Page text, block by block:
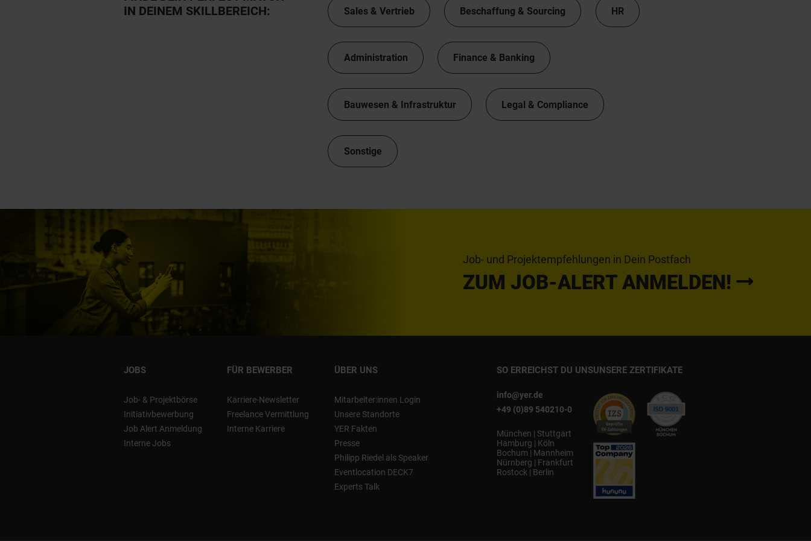
IN DEINEM SKILLBEREICH:
Sales & Vertrieb Beschaffung & Sourcing HR
Administration Finance & Banking
Bauwesen & Infrastruktur Legal & Compliance
Sonstige
Job- und Projektempfehlungen in Dein Postfach
ZUM JOB-ALERT ANMELDEN!
JOBS
Job- & Projektbörse
Initiativbewerbung
Job Alert Anmeldung
Interne Jobs
FÜR BEWERBER
Karriere-Newsletter
Freelance Vermittlung
Interne Karriere
ÜBER UNS
Mitarbeiter:innen Login
Unsere Standorte
YER Fakten
Presse
Philipp Riedel als Speaker
Eventlocation DECK7
Experts Talk
SO ERREICHST DU UNS
info@yer.de
+49 (0)89 540210-0
München | Stuttgart
Hamburg | Köln
Bochum | Mannheim
Nürnberg | Frankfurt
Rostock | Berlin
UNSERE ZERTIFIKATE